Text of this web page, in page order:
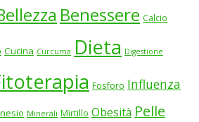
Benessere Calcio
Cucina Curcuma Dieta Digestione
Fosforo Influenza
Minerali Mirtillo Obesità Pelle